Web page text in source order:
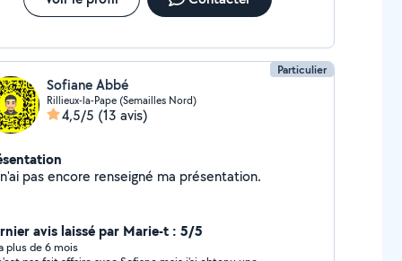
Particulier
Sofiane Abbé
Rillieux-la-Pape (Semailles Nord)
4,5/5 (13 avis)
Je n'ai pas encore renseigné ma présentation.
avis laissé par Marie-t : 5/5
plus de 6 mois